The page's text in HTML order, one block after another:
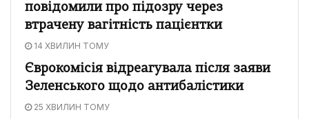
повідомили про підозру через
втрачену вагітність пацієнтки
14 ХВИЛИН ТОМУ
Єврокомісія відреагувала після заяви
Зеленського щодо антибалістики
25 ХВИЛИН ТОМУ